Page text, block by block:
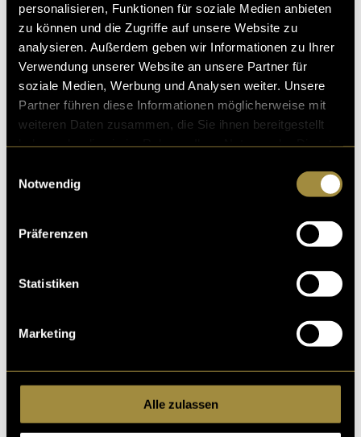
personalisieren, Funktionen für soziale Medien anbieten
zu können und die Zugriffe auf unsere Website zu
analysieren. Außerdem geben wir Informationen zu Ihrer
Verwendung unserer Website an unsere Partner für
soziale Medien, Werbung und Analysen weiter. Unsere
Partner führen diese Informationen möglicherweise mit
weiteren Daten zusammen, die Sie ihnen bereitgestellt
Notwendig
Präferenzen
Statistiken
Marketing
Alle zulassen